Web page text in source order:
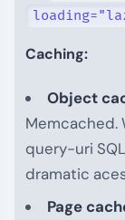
Caching:
Object
Memcached.
query-uri
dramatic
Page